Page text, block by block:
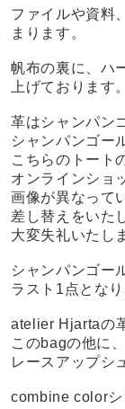
ファイルや資料
まります。
帆布の裏に、ハ
上げております。
革はシャンパン
シャンパンゴー
こちらのトート
オンラインショ
画像が異なって
差し替えをいた
大変失礼いたし
シャンパンゴー
ラスト1点となり
atelier Hjartaの
このbagの他に、
レースアップシ
combine colorシ